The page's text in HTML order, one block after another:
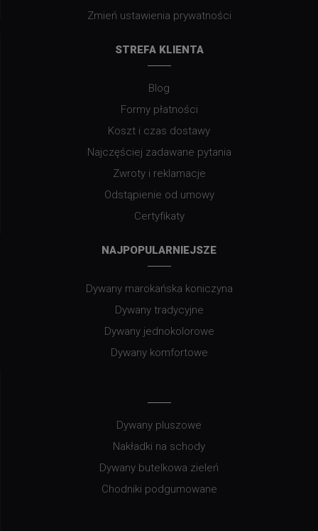
Zmień ustawienia prywatności
STREFA KLIENTA
Blog
Formy płatności
Koszt i czas dostawy
Najczęściej zadawane pytania
Zwroty i reklamacje
Odstąpienie od umowy
Certyfikaty
NAJPOPULARNIEJSZE
Dywany marokańska koniczyna
Dywany tradycyjne
Dywany jednokolorowe
Dywany komfortowe
Dywany pluszowe
Nakładki na schody
Dywany butelkowa zieleń
Chodniki podgumowane